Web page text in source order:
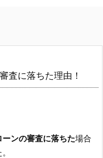
査に落ちた理由！
ンの審査に落ちた場合